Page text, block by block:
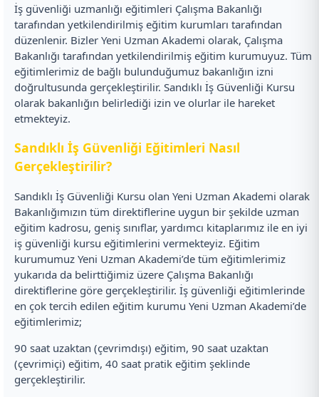
İş güvenliği uzmanlığı eğitimleri Çalışma Bakanlığı
tarafından yetkilendirilmiş eğitim kurumları tarafından
düzenlenir. Bizler Yeni Uzman Akademi olarak, Çalışma
Bakanlığı tarafından yetkilendirilmiş eğitim kurumuyuz. Tüm
eğitimlerimiz de bağlı bulunduğumuz bakanlığın izni
doğrultusunda gerçekleştirilir. Sandıklı İş Güvenliği Kursu
olarak bakanlığın belirlediği izin ve olurlar ile hareket
etmekteyiz.
Sandıklı İş Güvenliği Eğitimleri Nasıl
Gerçekleştirilir?
Sandıklı İş Güvenliği Kursu olan Yeni Uzman Akademi olarak
Bakanlığımızın tüm direktiflerine uygun bir şekilde uzman
eğitim kadrosu, geniş sınıflar, yardımcı kitaplarımız ile en iyi
iş güvenliği kursu eğitimlerini vermekteyiz. Eğitim
kurumumuz Yeni Uzman Akademi’de tüm eğitimlerimiz
yukarıda da belirttiğimiz üzere Çalışma Bakanlığı
direktiflerine göre gerçekleştirilir. İş güvenliği eğitimlerinde
en çok tercih edilen eğitim kurumu Yeni Uzman Akademi’de
eğitimlerimiz;
90 saat uzaktan (çevrimdışı) eğitim, 90 saat uzaktan
(çevrimiçi) eğitim, 40 saat pratik eğitim şeklinde
gerçekleştirilir.